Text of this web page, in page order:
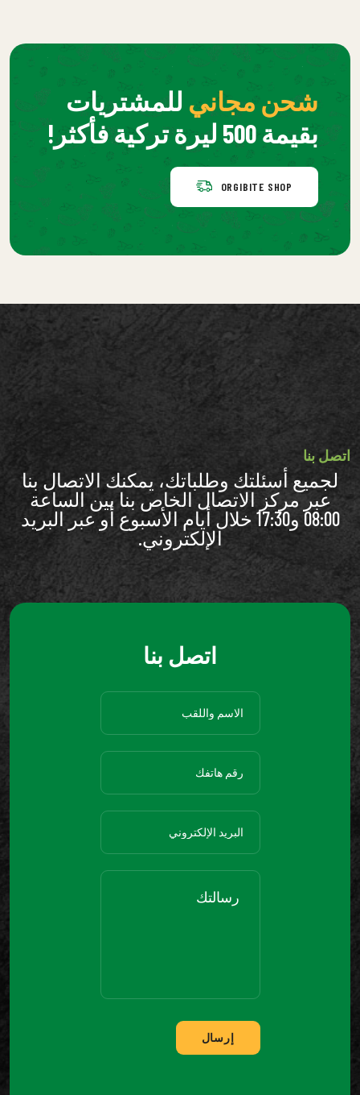
شحن مجاني للمشتريات
بقيمة 500 ليرة تركية فأكثر!
ORGIBITE SHOP
اتصل بنا
لجميع أسئلتك وطلباتك، يمكنك الاتصال بنا
عبر مركز الاتصال الخاص بنا بين الساعة
08:00 و17:30 خلال أيام الأسبوع أو عبر البريد
الإلكتروني.
اتصل بنا
إرسال